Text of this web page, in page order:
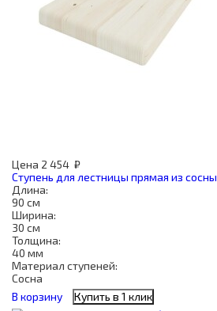
Цена 2 454 ₽
Ступень для лестницы прямая из сосны
Длина:
90 см
Ширина:
30 см
Толщина:
40 мм
Материал ступеней:
Сосна
В корзину
Купить в 1 клик